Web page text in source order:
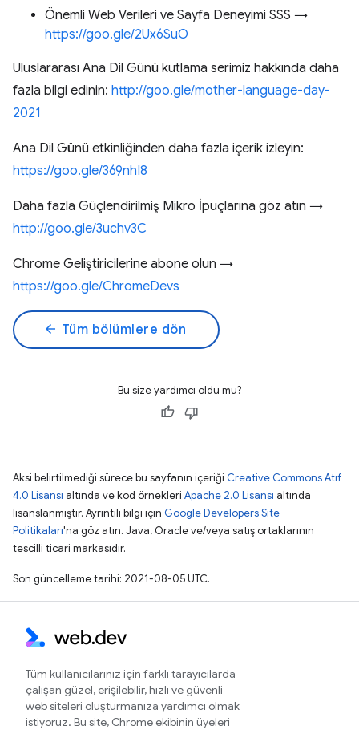
Önemli Web Verileri ve Sayfa Deneyimi SSS →
https://goo.gle/2Ux6SuO
Uluslararası Ana Dil Günü kutlama serimiz hakkında daha
fazla bilgi edinin: http://goo.gle/mother-language-day-
2021
Ana Dil Günü etkinliğinden daha fazla içerik izleyin:
https://goo.gle/369nhI8
Daha fazla Güçlendirilmiş Mikro İpuçlarına göz atın →
http://goo.gle/3uchv3C
Chrome Geliştiricilerine abone olun →
https://goo.gle/ChromeDevs
arrow_back Tüm bölümlere dön
Bu size yardımcı oldu mu?
Aksi belirtilmediği sürece bu sayfanın içeriği Creative Commons Atıf
4.0 Lisansı altında ve kod örnekleri Apache 2.0 Lisansı altında
lisanslanmıştır. Ayrıntılı bilgi için Google Developers Site
Politikaları'na göz atın. Java, Oracle ve/veya satış ortaklarının
tescilli ticari markasıdır.
Son güncelleme tarihi: 2021-08-05 UTC.
Tüm kullanıcılarınız için farklı tarayıcılarda
çalışan güzel, erişilebilir, hızlı ve güvenli
web siteleri oluşturmanıza yardımcı olmak
istiyoruz. Bu site, Chrome ekibinin üyeleri